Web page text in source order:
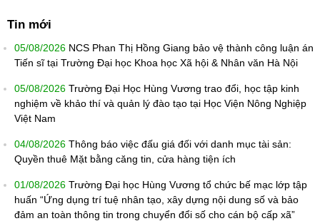
Tin mới
05/08/2026 NCS Phan Thị Hồng Giang bảo vệ thành công luận án
Tiến sĩ tại Trường Đại học Khoa học Xã hội & Nhân văn Hà Nội
05/08/2026 Trường Đại Học Hùng Vương trao đổi, học tập kinh
nghiệm về khảo thí và quản lý đào tạo tại Học Viện Nông Nghiệp
Việt Nam
04/08/2026 Thông báo việc đấu giá đối với danh mục tài sản:
Quyền thuê Mặt bằng căng tin, cửa hàng tiện ích
01/08/2026 Trường Đại học Hùng Vương tổ chức bế mạc lớp tập
huấn “Ứng dụng trí tuệ nhân tạo, xây dựng nội dung số và bảo
đảm an toàn thông tin trong chuyển đổi số cho cán bộ cấp xã”